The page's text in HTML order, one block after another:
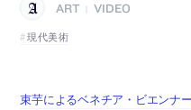
ART
VIDEO
現代美術
束芋によるベネチア・ビエンナ